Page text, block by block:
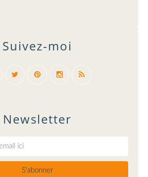
Newsletter
Suivez-moi